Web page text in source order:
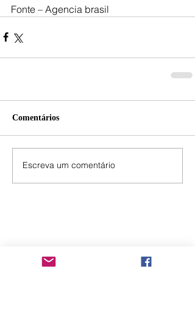
Fonte – Agencia brasil
Comentários
Escreva um comentário